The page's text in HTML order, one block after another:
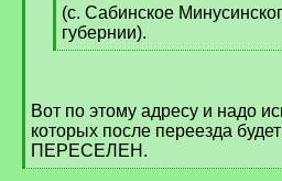
[
q
]
(с. Сабинское
губернии).
[
Вот по этому адресу и надо
которых после переезда
ПЕРЕСЕЛЕН.
[